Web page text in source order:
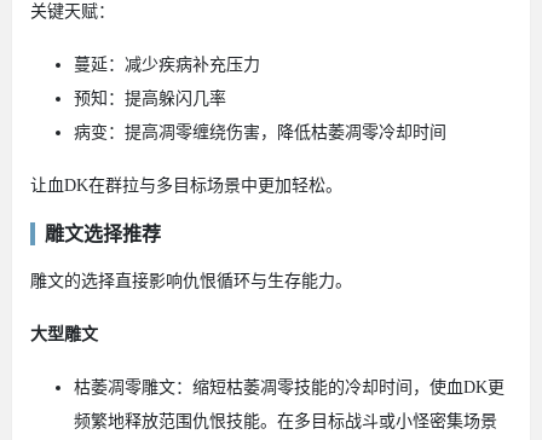
关键天赋：
蔓延：减少疾病补充压力
预知：提高躲闪几率
病变：提高凋零缠绕伤害，降低枯萎凋零冷却时间
让血DK在群拉与多目标场景中更加轻松。
雕文选择推荐
雕文的选择直接影响仇恨循环与生存能力。
大型雕文
枯萎凋零雕文：缩短枯萎凋零技能的冷却时间，使血DK更
频繁地释放范围仇恨技能。在多目标战斗或小怪密集场景